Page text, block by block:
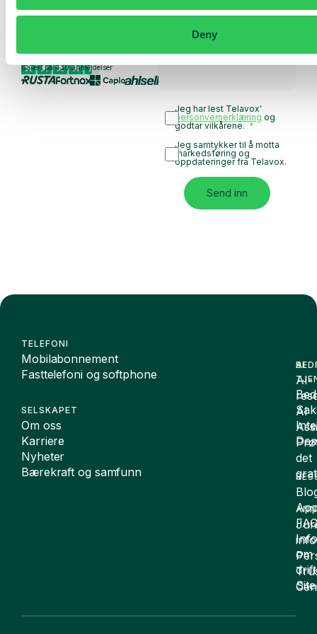
Deny
Utforsk bruksområder
Basert på 430 anmeldelser
Jeg har lest Telavox'
personvernerklæring og
godtar vilkårene.
Jeg samtykker til å motta
markedsføring og
oppdateringer fra Telavox.
Send inn
TELEFONI
Mobilabonnement
Fasttelefoni og softphone
SELSKAPET
Om oss
Karriere
Nyheter
Bærekraft og samfunn
om
drift
AI
AI-
AI
det